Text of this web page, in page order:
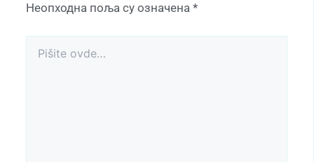
Неопходна поља су означена *